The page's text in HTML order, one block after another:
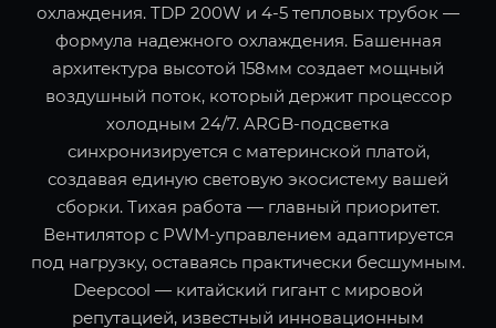
охлаждения. TDP 200W и 4-5 тепловых трубок —
формула надежного охлаждения. Башенная
архитектура высотой 158мм создает мощный
воздушный поток, который держит процессор
холодным 24/7. ARGB-подсветка
синхронизируется с материнской платой,
создавая единую световую экосистему вашей
сборки. Тихая работа — главный приоритет.
Вентилятор с PWM-управлением адаптируется
под нагрузку, оставаясь практически бесшумным.
Deepcool — китайский гигант с мировой
репутацией, известный инновационным